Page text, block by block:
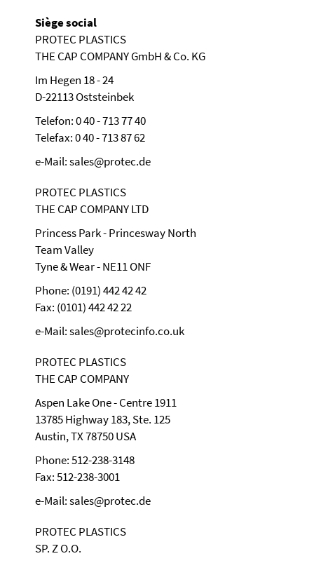
Siège social
PROTEC PLASTICS
THE CAP COMPANY GmbH & Co. KG
Im Hegen 18 - 24
D-22113 Oststeinbek
Telefon: 0 40 - 713 77 40
Telefax: 0 40 - 713 87 62
e-Mail: sales@protec.de
PROTEC PLASTICS
THE CAP COMPANY LTD
Princess Park - Princesway North
Team Valley
Tyne & Wear - NE11 ONF
Phone: (0191) 442 42 42
Fax: (0101) 442 42 22
e-Mail: sales@protecinfo.co.uk
PROTEC PLASTICS
THE CAP COMPANY
Aspen Lake One - Centre 1911
13785 Highway 183, Ste. 125
Austin, TX 78750 USA
Phone: 512-238-3148
Fax: 512-238-3001
e-Mail: sales@protec.de
PROTEC PLASTICS
SP. Z O.O.